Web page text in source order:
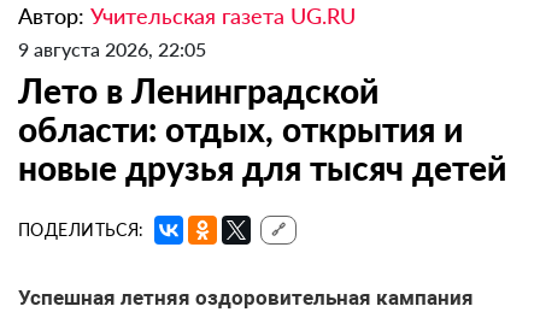
Автор: Учительская газета UG.RU
9 августа 2026, 22:05
Лето в Ленинградской
области: отдых, открытия и
новые друзья для тысяч детей
ПОДЕЛИТЬСЯ: 🔗
Успешная летняя оздоровительная кампания